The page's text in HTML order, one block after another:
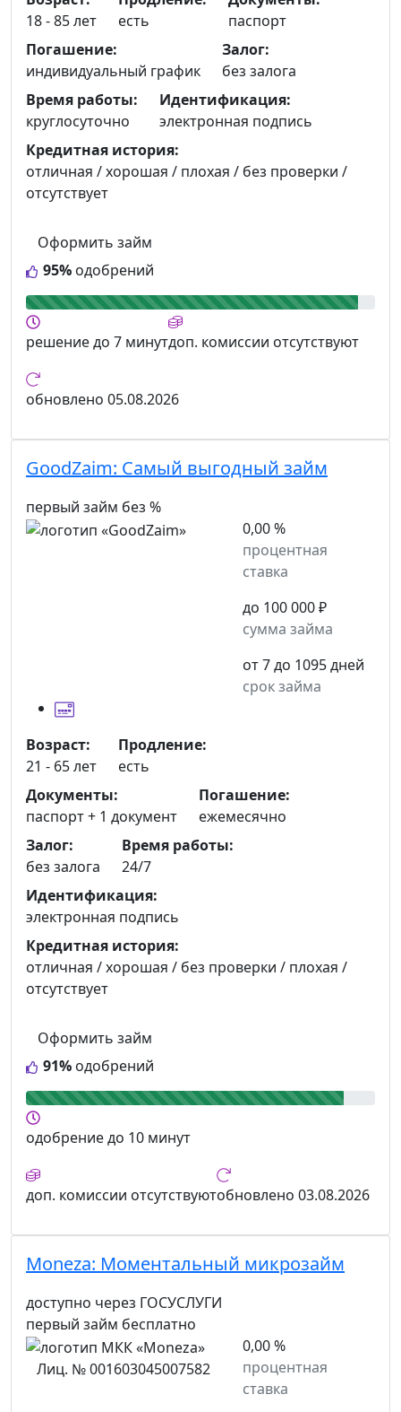
95% одобрений
Оформить займ
18 - 85 лет
есть
паспорт
Погашение:
индивидуальный график
Залог:
без залога
Время работы:
круглосуточно
Идентификация:
электронная подпись
Кредитная история:
отличная / хорошая / плохая / без проверки /
отсутствует
решениедо 7 минутдоп. комиссии отсутствуют
обновлено 05.08.2026
GoodZaim: Самый выгодный займ
первый займ без %
0,00 %
процентная
ставка
до 100 000 ₽
сумма займа
от 7 до 1095 дней
срок займа
91% одобрений
Оформить займ
Возраст:
21 - 65 лет
Продление:
есть
Документы:
паспорт + 1 документ
Погашение:
ежемесячно
Залог:
без залога
Время работы:
24/7
Идентификация:
электронная подпись
Кредитная история:
отличная / хорошая / без проверки / плохая /
отсутствует
одобрениедо 10 минут
доп. комиссии отсутствуютобновлено 03.08.2026
Moneza: Моментальный микрозайм
доступно через ГОСУСЛУГИ
первый займ бесплатно
Лиц. № 001603045007582
0,00 %
процентная
ставка